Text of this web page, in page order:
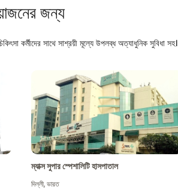
জন্য
কর্মীদের সাথে সাশ্রয়ী মূল্যে উপলব্ধ অত্যাধুনিক সুবিধা সহ।
ম্যাক্স সুপার স্পেশালিটি হাসপাতাল
দিল্লী,ভারত